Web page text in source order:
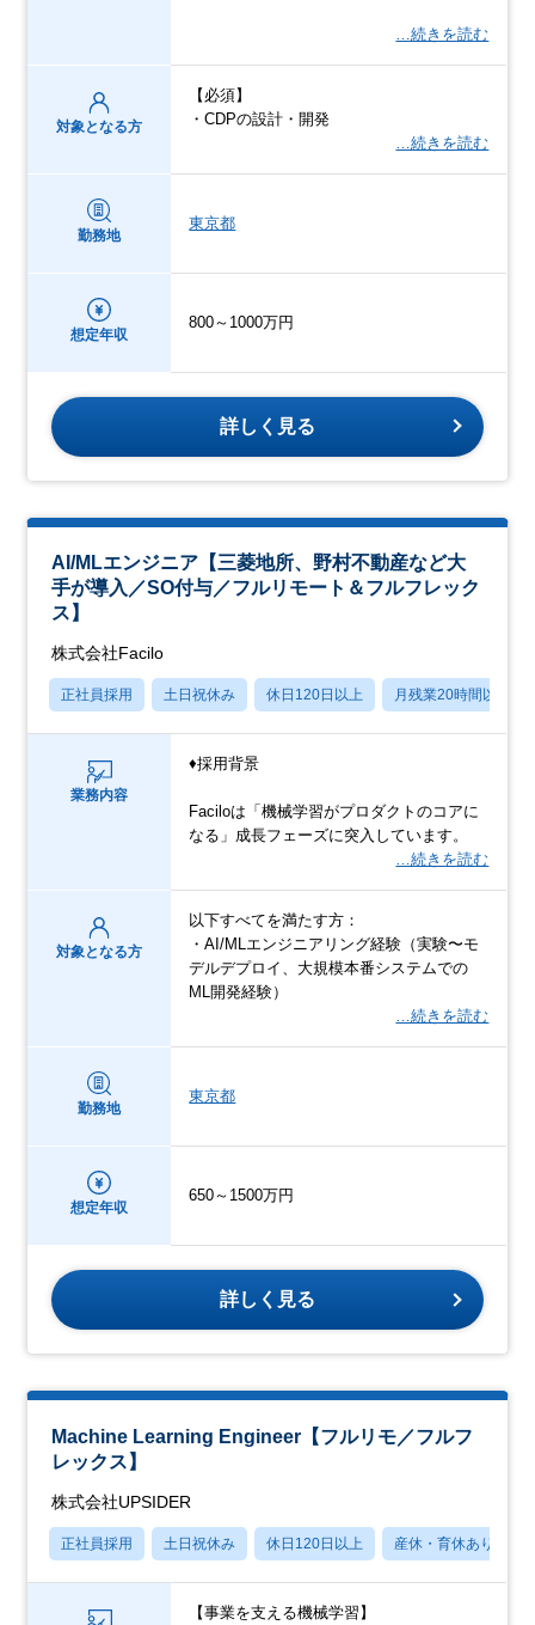
…続きを読む
対象となる方
【必須】
・CDPの設計・開発
…続きを読む
勤務地
東京都
想定年収
800～1000万円
詳しく見る
AI/MLエンジニア【三菱地所、野村不動産など大
手が導入／SO付与／フルリモート＆フルフレック
ス】
株式会社Facilo
正社員採用 土日祝休み 休日120日以上 月残業20時間以内
業務内容
♦採用背景
Faciloは「機械学習がプロダクトのコアに
なる」成長フェーズに突入しています。
…続きを読む
対象となる方
以下すべてを満たす方：
・AI/MLエンジニアリング経験（実験〜モ
デルデプロイ、大規模本番システムでの
ML開発経験）
…続きを読む
勤務地
東京都
想定年収
650～1500万円
詳しく見る
Machine Learning Engineer【フルリモ／フルフ
レックス】
株式会社UPSIDER
正社員採用 土日祝休み 休日120日以上 産休・育休あり
【事業を支える機械学習】